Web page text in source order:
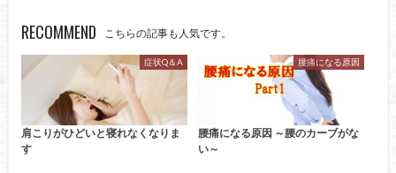
RECOMMEND こちらの記事も人気です。
症状Q＆A
肩こりがひどいと寝れなくなりま
す
腰痛になる原因
腰痛になる原因 ～腰のカーブがな
い～